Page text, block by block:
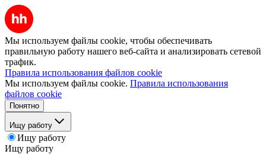
Мы используем файлы cookie, чтобы обеспечивать
правильную работу нашего веб-сайта и анализировать сетевой
трафик.
Правила использования файлов cookie
Мы используем файлы cookie. Правила использования
файлов cookie
Понятно
Ищу работу
Ищу работу
Ищу работу